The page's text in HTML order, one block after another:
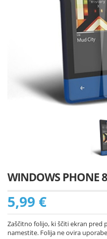
WINDOWS PHONE
5,99 €
Zaščitno folijo, ki ščiti ekran pred
namestite. Folija ne ovira